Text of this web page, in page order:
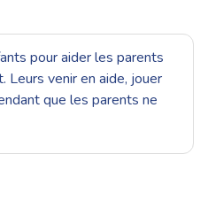
pour aider les parents
Leurs venir en aide, jouer
que les parents ne